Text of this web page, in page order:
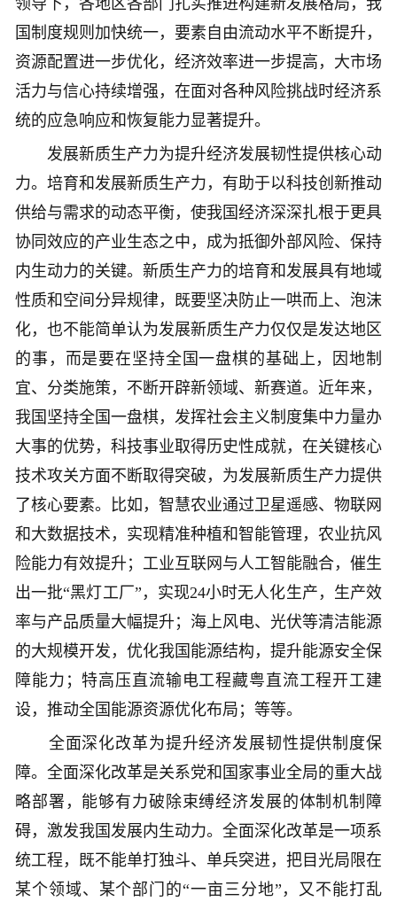
领导下，各地区各部门扎实推进构建新发展格局，我
国制度规则加快统一，要素自由流动水平不断提升，
资源配置进一步优化，经济效率进一步提高，大市场
活力与信心持续增强，在面对各种风险挑战时经济系
统的应急响应和恢复能力显著提升。
发展新质生产力为提升经济发展韧性提供核心动
力。培育和发展新质生产力，有助于以科技创新推动
供给与需求的动态平衡，使我国经济深深扎根于更具
协同效应的产业生态之中，成为抵御外部风险、保持
内生动力的关键。新质生产力的培育和发展具有地域
性质和空间分异规律，既要坚决防止一哄而上、泡沫
化，也不能简单认为发展新质生产力仅仅是发达地区
的事，而是要在坚持全国一盘棋的基础上，因地制
宜、分类施策，不断开辟新领域、新赛道。近年来，
我国坚持全国一盘棋，发挥社会主义制度集中力量办
大事的优势，科技事业取得历史性成就，在关键核心
技术攻关方面不断取得突破，为发展新质生产力提供
了核心要素。比如，智慧农业通过卫星遥感、物联网
和大数据技术，实现精准种植和智能管理，农业抗风
险能力有效提升；工业互联网与人工智能融合，催生
出一批“黑灯工厂”，实现24小时无人化生产，生产效
率与产品质量大幅提升；海上风电、光伏等清洁能源
的大规模开发，优化我国能源结构，提升能源安全保
障能力；特高压直流输电工程藏粤直流工程开工建
设，推动全国能源资源优化布局；等等。
全面深化改革为提升经济发展韧性提供制度保
障。全面深化改革是关系党和国家事业全局的重大战
略部署，能够有力破除束缚经济发展的体制机制障
碍，激发我国发展内生动力。全面深化改革是一项系
统工程，既不能单打独斗、单兵突进，把目光局限在
某个领域、某个部门的“一亩三分地”，又不能打乱